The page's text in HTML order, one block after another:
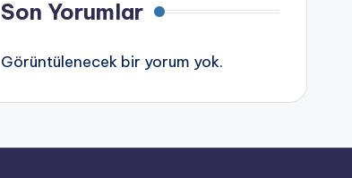
Son Yorumlar
Görüntülenecek bir yorum yok.